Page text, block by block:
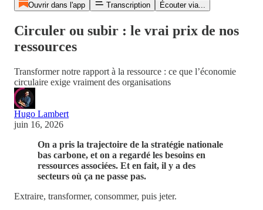
Ouvrir dans l'app Transcription Écouter via...
Circuler ou subir : le vrai prix de nos
ressources
Transformer notre rapport à la ressource : ce que l’économie
circulaire exige vraiment des organisations
Hugo Lambert
juin 16, 2026
On a pris la trajectoire de la stratégie nationale
bas carbone, et on a regardé les besoins en
ressources associées. Et en fait, il y a des
secteurs où ça ne passe pas.
Extraire, transformer, consommer, puis jeter.